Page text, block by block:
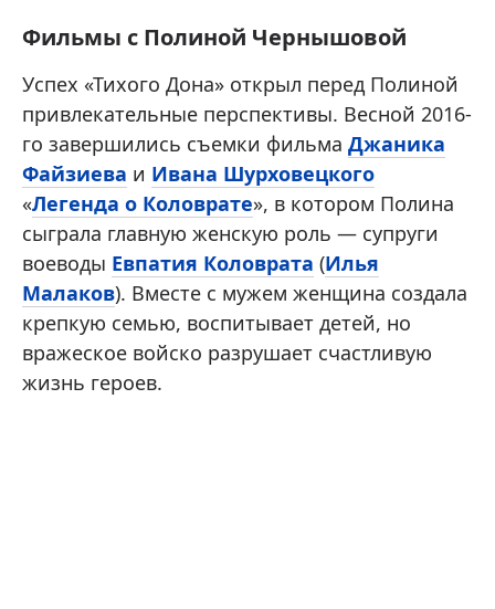
Фильмы с Полиной Чернышовой
Успех «Тихого Дона» открыл перед Полиной
привлекательные перспективы. Весной 2016-
го завершились съемки фильма Джаника
Файзиева и Ивана Шурховецкого
«Легенда о Коловрате», в котором Полина
сыграла главную женскую роль — супруги
воеводы Евпатия Коловрата (Илья
Малаков). Вместе с мужем женщина создала
крепкую семью, воспитывает детей, но
вражеское войско разрушает счастливую
жизнь героев.